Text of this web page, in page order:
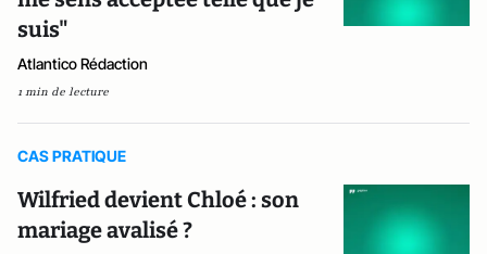
suis"
Atlantico Rédaction
1 min de lecture
CAS PRATIQUE
Wilfried devient Chloé : son
mariage avalisé ?